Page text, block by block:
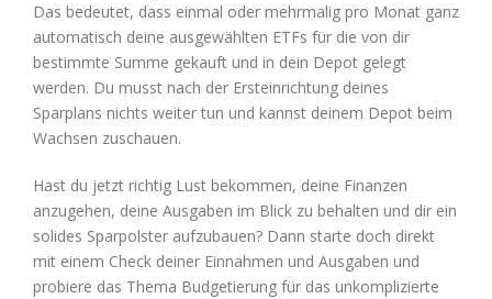
Das bedeutet, dass einmal oder mehrmalig pro Monat ganz
automatisch deine ausgewählten ETFs für die von dir
bestimmte Summe gekauft und in dein Depot gelegt
werden. Du musst nach der Ersteinrichtung deines
Sparplans nichts weiter tun und kannst deinem Depot beim
Wachsen zuschauen.
Hast du jetzt richtig Lust bekommen, deine Finanzen
anzugehen, deine Ausgaben im Blick zu behalten und dir ein
solides Sparpolster aufzubauen? Dann starte doch direkt
mit einem Check deiner Einnahmen und Ausgaben und
probiere das Thema Budgetierung für das unkomplizierte